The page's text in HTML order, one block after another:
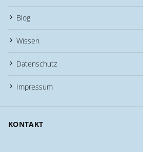
Blog
Wissen
Datenschutz
Impressum
KONTAKT